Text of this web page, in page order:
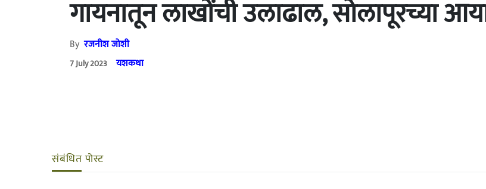
गायनातून लाखोंची उलाढाल, सोलापूरच्या
Byरजनीश जोशी
7 July 2023 यशकथा
संबंधित पोस्ट